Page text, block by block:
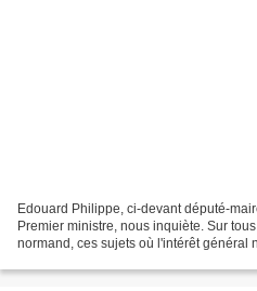
Edouard Philippe, ci-devant député-
Premier ministre, nous inquiète. Sur
normand, ces sujets où l'intérêt général